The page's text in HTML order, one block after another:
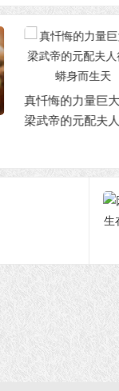
观世音菩萨化现